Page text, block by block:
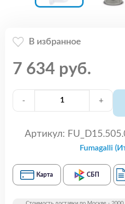
В избранное
7 634 руб.
- +
Артикул:
Fumagalli
Карта СБП